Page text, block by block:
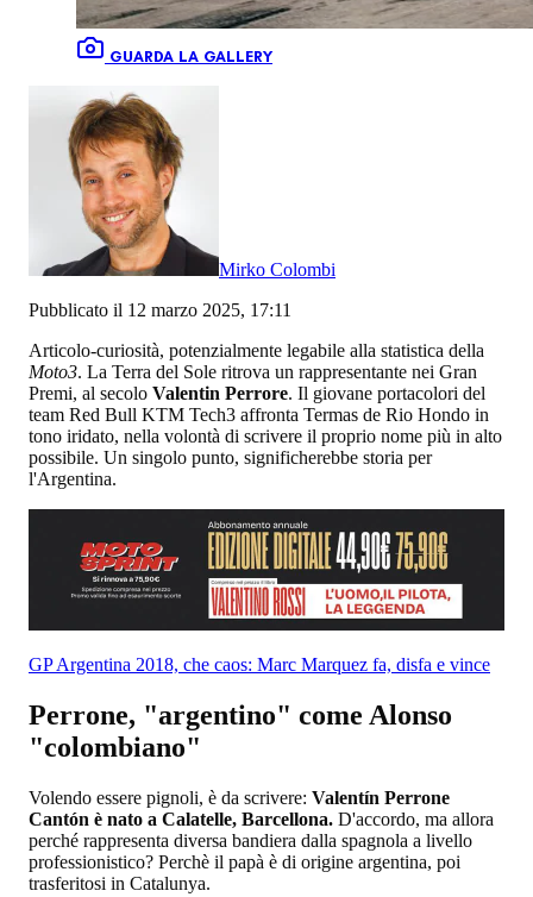
GUARDA LA GALLERY
Mirko Colombi
Pubblicato il 12 marzo 2025, 17:11
Articolo-curiosità, potenzialmente legabile alla statistica della
Moto3. La Terra del Sole ritrova un rappresentante nei Gran
Premi, al secolo Valentin Perrore. Il giovane portacolori del
team Red Bull KTM Tech3 affronta Termas de Rio Hondo in
tono iridato, nella volontà di scrivere il proprio nome più in alto
possibile. Un singolo punto, significherebbe storia per
l'Argentina.
GP Argentina 2018, che caos: Marc Marquez fa, disfa e vince
Perrone, "argentino" come Alonso
"colombiano"
Volendo essere pignoli, è da scrivere: Valentín Perrone
Cantón è nato a Calatelle, Barcellona. D'accordo, ma allora
perché rappresenta diversa bandiera dalla spagnola a livello
professionistico? Perchè il papà è di origine argentina, poi
trasferitosi in Catalunya.